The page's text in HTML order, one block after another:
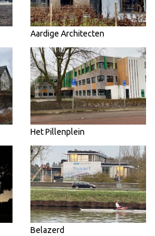
Aardige Architecten
Het Pillenplein
Belazerd